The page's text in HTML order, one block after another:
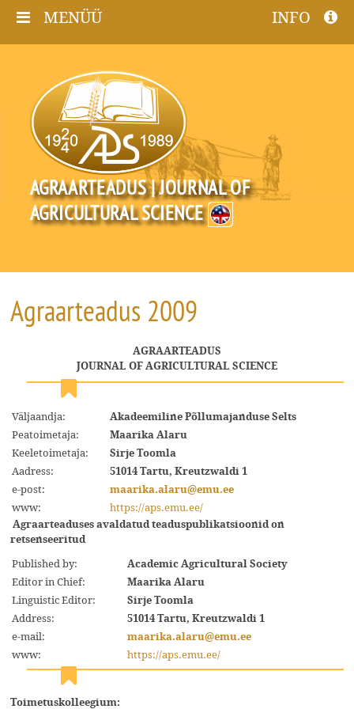
MENÜÜ INFO
AGRAARTEADUS | JOURNAL OF
AGRICULTURAL SCIENCE
Agraarteadus 2009
AGRAARTEADUS
JOURNAL OF AGRICULTURAL SCIENCE
Väljaandja: Akadeemiline Põllumajanduse Selts
Peatoimetaja: Maarika Alaru
Keeletoimetaja: Sirje Toomla
Aadress: 51014 Tartu, Kreutzwaldi 1
e-post: maarika.alaru@emu.ee
www: https://aps.emu.ee/
Agraarteaduses avaldatud teaduspublikatsioonid on
retsenseeritud
Published by: Academic Agricultural Society
Editor in Chief: Maarika Alaru
Linguistic Editor: Sirje Toomla
Address: 51014 Tartu, Kreutzwaldi 1
e-mail: maarika.alaru@emu.ee
www: https://aps.emu.ee/
Toimetuskolleegium: